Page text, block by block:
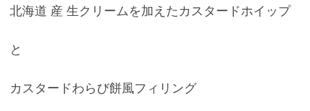
北海道 産 生クリームを加えたカスタードホイップ
と
カスタードわらび餅風フィリング